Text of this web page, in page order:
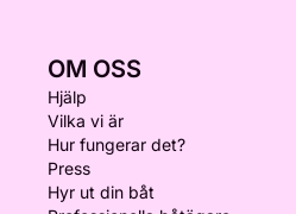
OM OSS
Hjälp
Vilka vi är
Hur fungerar det?
Press
Hyr ut din båt